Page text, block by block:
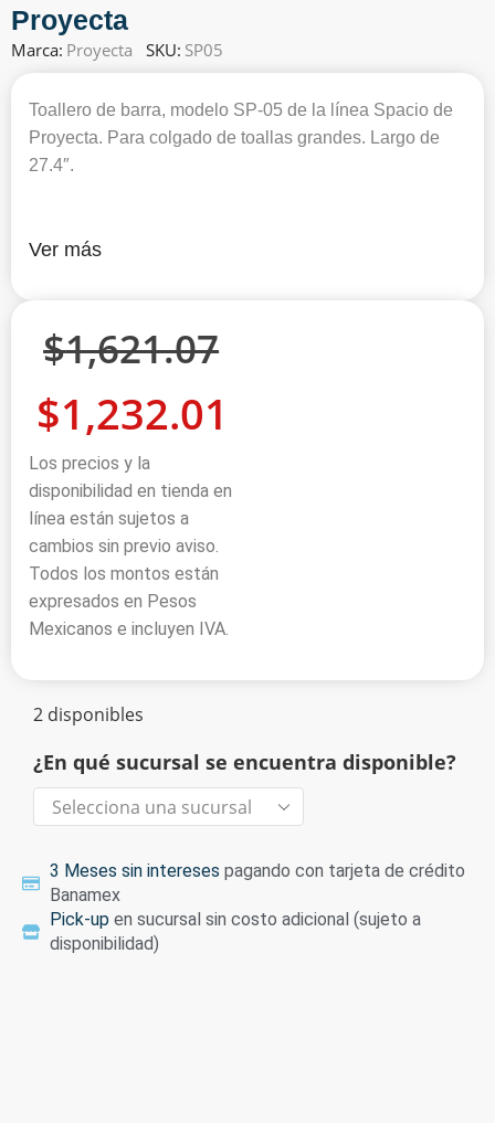
Proyecta
Marca: Proyecta SKU: SP05
Toallero de barra, modelo SP-05 de la línea Spacio de
Proyecta. Para colgado de toallas grandes. Largo de
27.4″.
Ver más
$1,621.07
$1,232.01
Los precios y la
disponibilidad en tienda en
línea están sujetos a
cambios sin previo aviso.
Todos los montos están
expresados en Pesos
Mexicanos e incluyen IVA.
2 disponibles
¿En qué sucursal se encuentra disponible?
3 Meses sin intereses pagando con tarjeta de crédito
Banamex
Pick-up en sucursal sin costo adicional (sujeto a
disponibilidad)